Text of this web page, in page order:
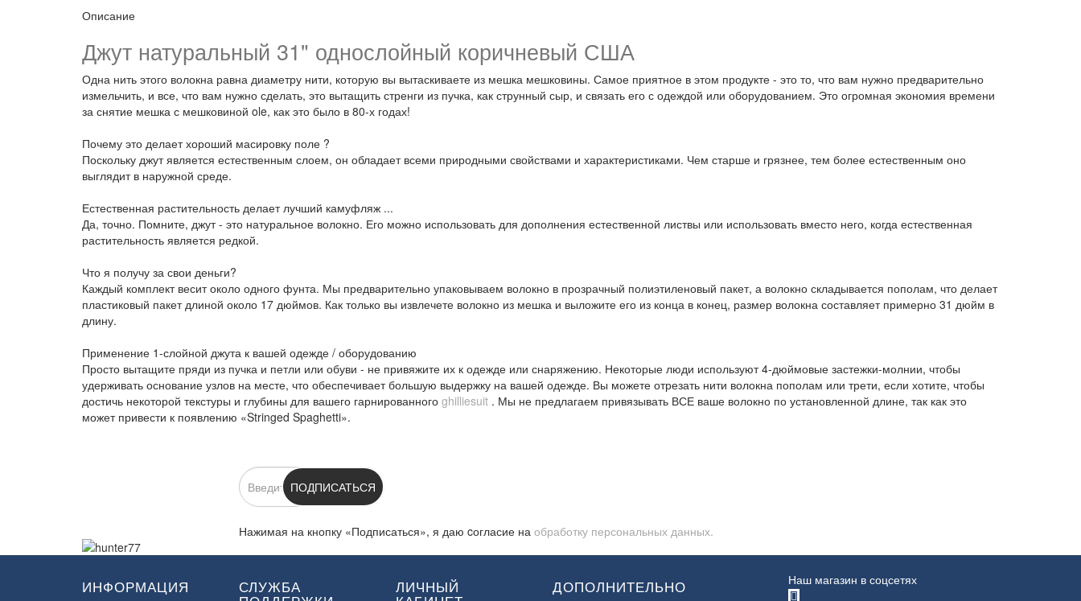
Описание
Джут натуральный 31" однослойный коричневый США
Одна нить этого волокна равна диаметру нити, которую вы вытаскиваете из мешка мешковины. Самое приятное в этом продукте - это то, что вам нужно предварительно
измельчить, и все, что вам нужно сделать, это вытащить стренги из пучка, как струнный сыр, и связать его с одеждой или оборудованием. Это огромная экономия времени
за снятие мешка с мешковиной ole, как это было в 80-х годах!
Почему это делает хороший масировку поле ?
Поскольку джут является естественным слоем, он обладает всеми природными свойствами и характеристиками. Чем старше и грязнее, тем более естественным оно
выглядит в наружной среде.
Естественная растительность делает лучший камуфляж ...
Да, точно. Помните, джут - это натуральное волокно. Его можно использовать для дополнения естественной листвы или использовать вместо него, когда естественная
растительность является редкой.
Что я получу за свои деньги?
Каждый комплект весит около одного фунта. Мы предварительно упаковываем волокно в прозрачный полиэтиленовый пакет, а волокно складывается пополам, что делает
пластиковый пакет длиной около 17 дюймов. Как только вы извлечете волокно из мешка и выложите его из конца в конец, размер волокна составляет примерно 31 дюйм в
длину.
Применение 1-слойной джута к вашей одежде / оборудованию
Просто вытащите пряди из пучка и петли или обуви - не привяжите их к одежде или снаряжению. Некоторые люди используют 4-дюймовые застежки-молнии, чтобы
удерживать основание узлов на месте, что обеспечивает большую выдержку на вашей одежде. Вы можете отрезать нити волокна пополам или трети, если хотите, чтобы
достичь некоторой текстуры и глубины для вашего гарнированного ghilliesuit . Мы не предлагаем привязывать ВСЕ ваше волокно по установленной длине, так как это
может привести к появлению «Stringed Spaghetti».
ПОДПИСАТЬСЯ
Нажимая на кнопку «Подписаться», я даю cогласие на обработку персональных данных.
ИНФОРМАЦИЯ СЛУЖБА ЛИЧНЫЙ ДОПОЛНИТЕЛЬНО Наш магазин в соцсетях